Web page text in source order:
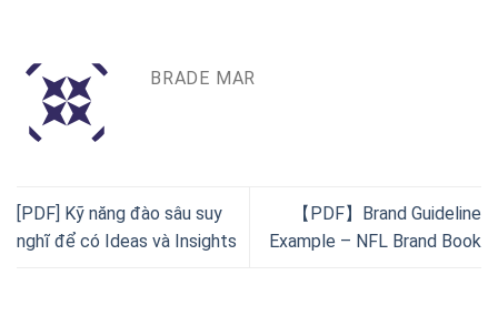
BRADE MAR
[PDF] Kỹ năng đào sâu suy
nghĩ để có Ideas và Insights
【PDF】Brand Guideline
Example – NFL Brand Book